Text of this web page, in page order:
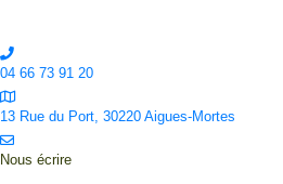
04 66 73 91 20
13 Rue du Port, 30220 Aigues-Mortes
Nous écrire